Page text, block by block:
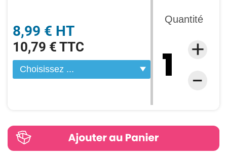
8,99 € HT
10,79 € TTC
Quantité